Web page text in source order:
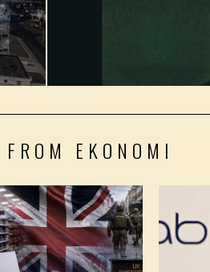
EKONOMI